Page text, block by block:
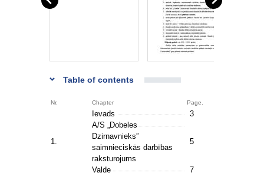
Table of contents
Nr. Chapter Page.
Ievads 3
1.
A/S „Dobeles
Dzirnavnieks”
saimnieciskās darbības
raksturojums
5
Valde 7